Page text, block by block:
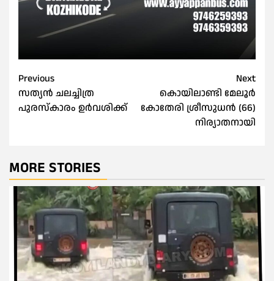
Post
navigation
Previous
സത്യൻ ചലച്ചിത്ര
പുരസ്‌കാരം ഉർവശിക്ക്
Next
കൊയിലാണ്ടി മേലൂർ
കോതേരി ശ്രീസുധൻ (66)
നിര്യാതനായി
MORE STORIES